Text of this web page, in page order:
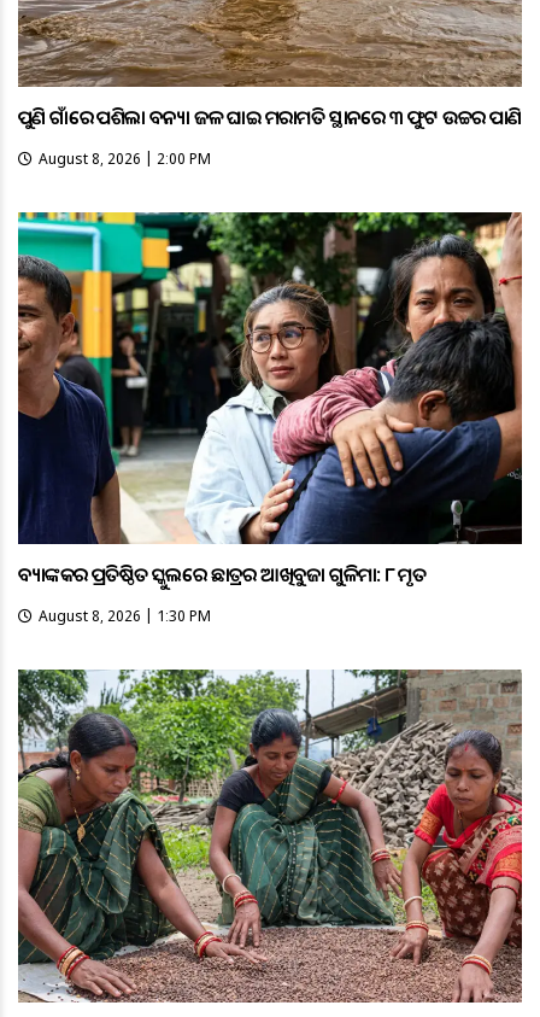
ପୁଣି ଗାଁରେ ପଶିଲା ବନ୍ୟା ଜଳ ଘାଇ ମରାମତି ସ୍ଥାନରେ ୩ ଫୁଟ ଉଚ୍ଚର ପାଣି
August 8, 2026 | 2:00 PM
ବ୍ୟାଙ୍କକର ପ୍ରତିଷ୍ଠିତ ସ୍କୁଲରେ ଛାତ୍ରର ଆଖିବୁଜା ଗୁଳିମାଡ଼: ୮ ମୃତ
August 8, 2026 | 1:30 PM